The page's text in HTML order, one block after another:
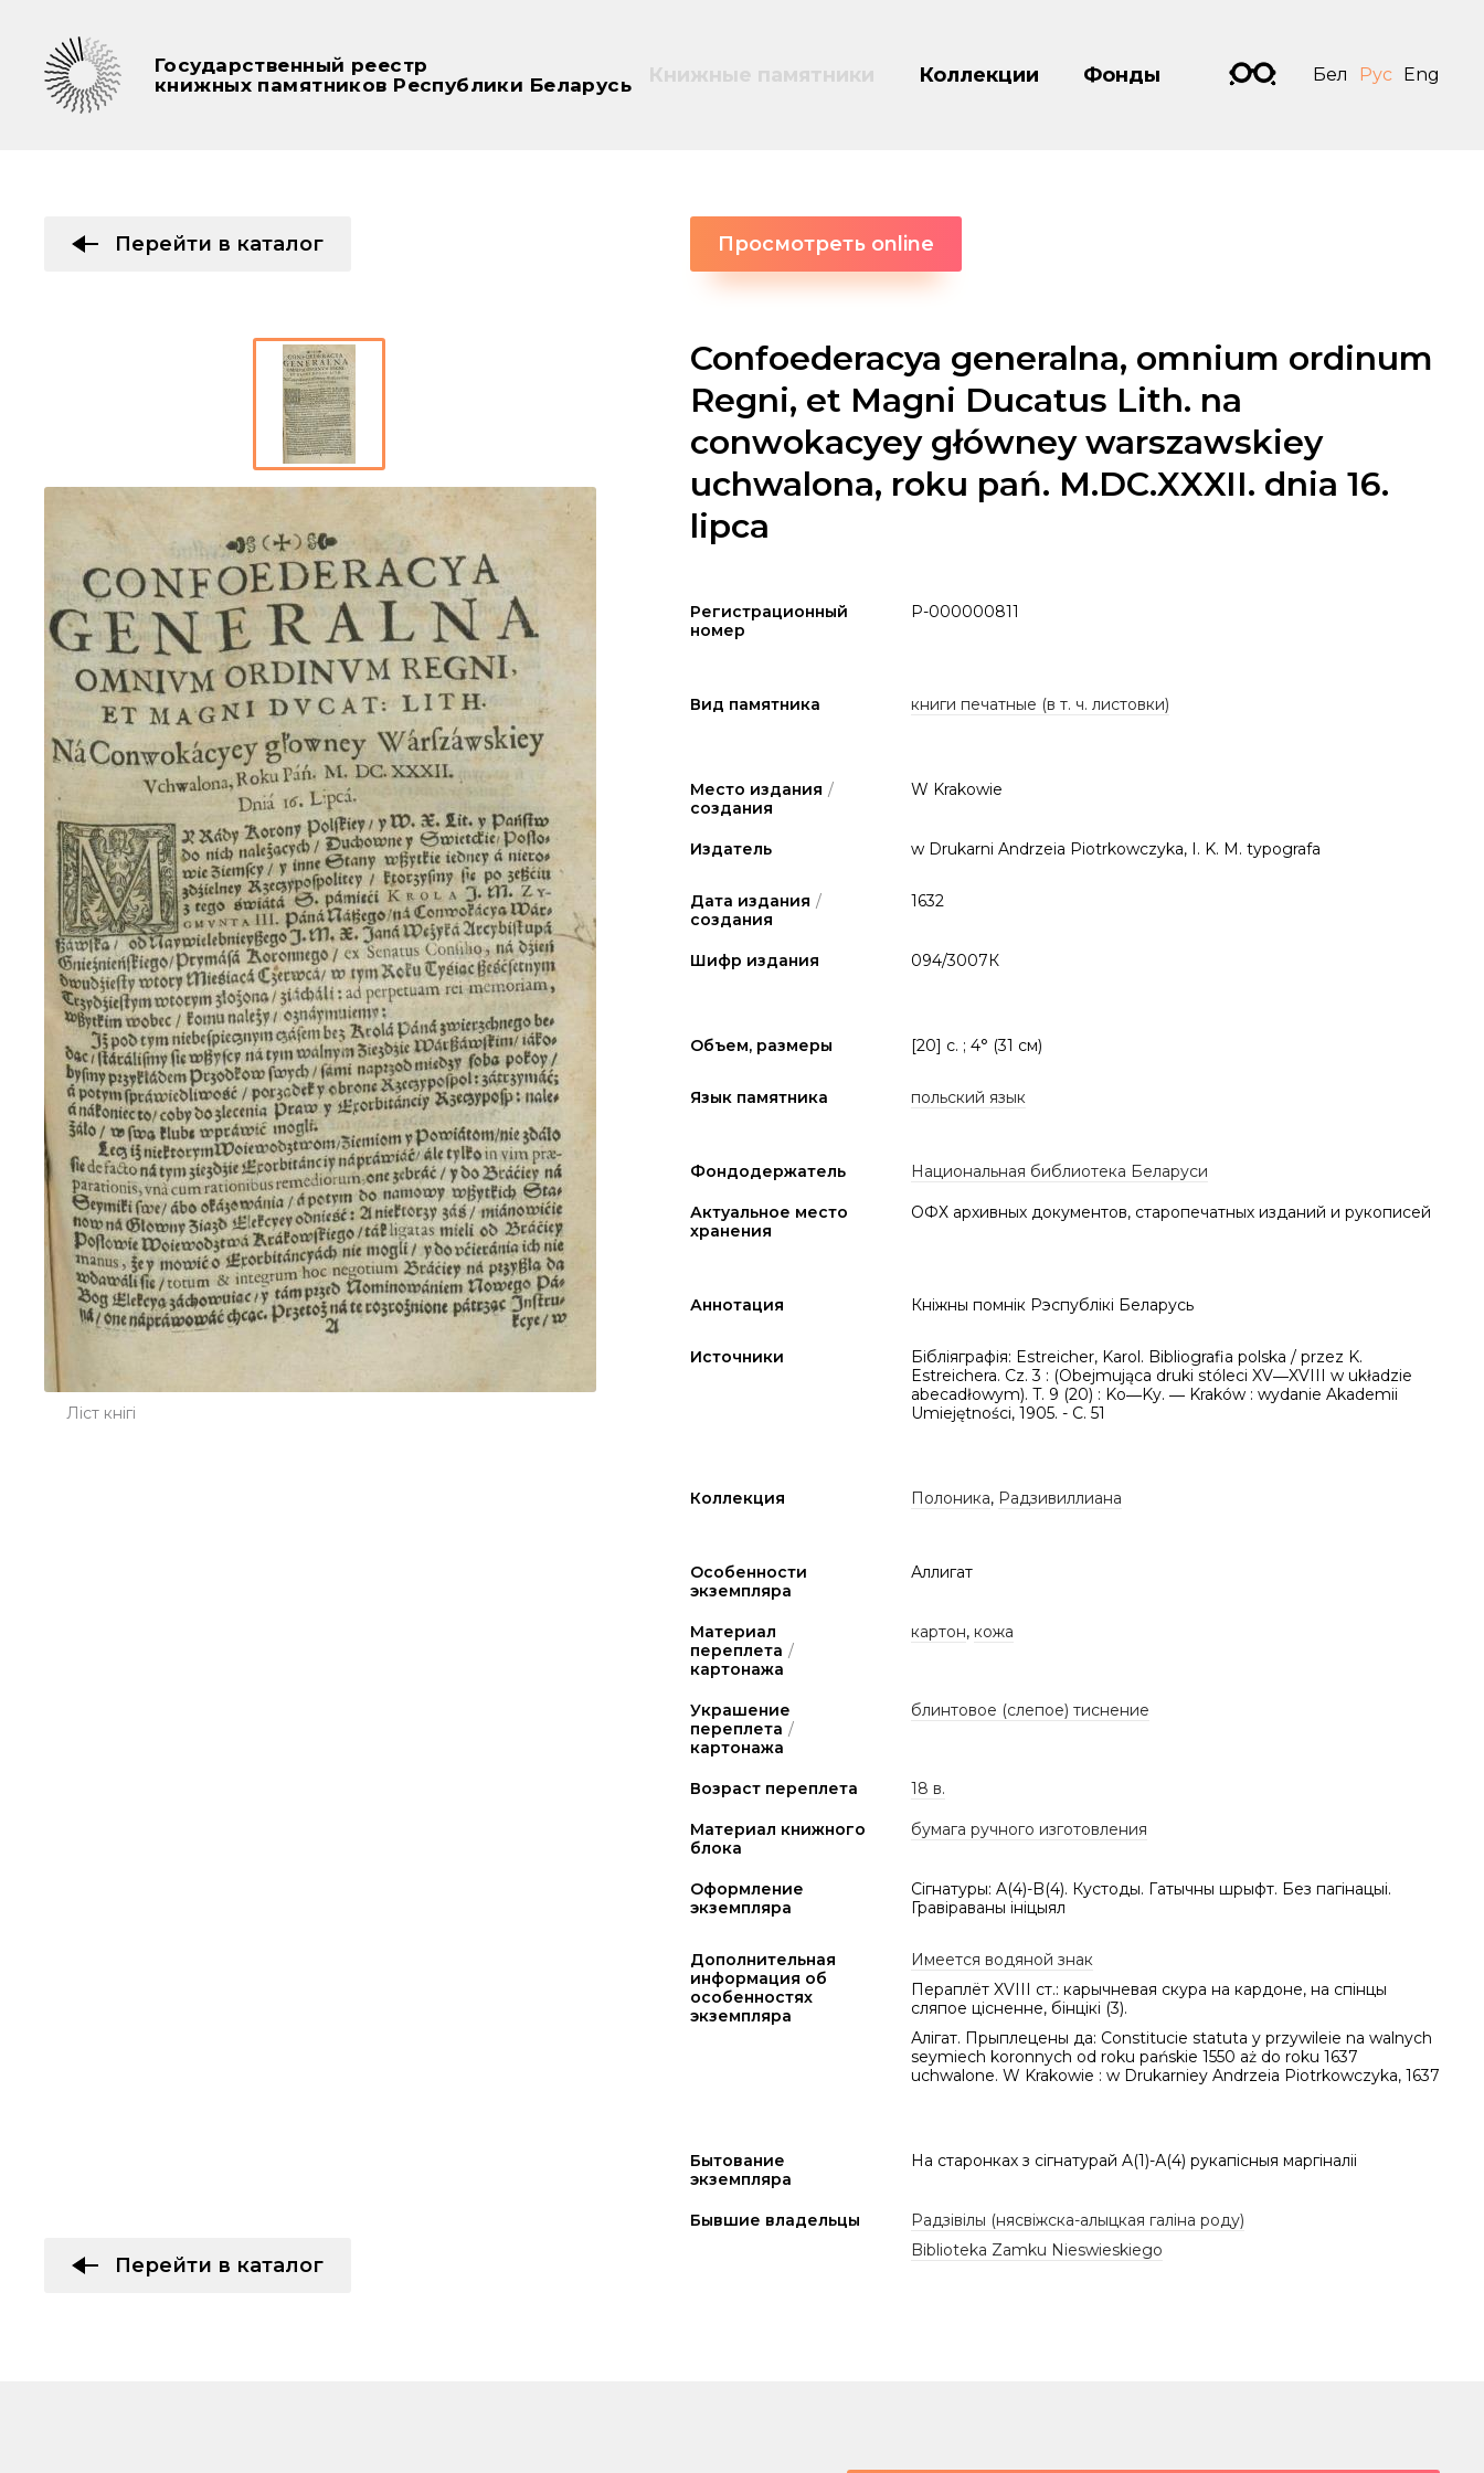
Государственный реестр
книжных памятников Республики Беларусь
Книжные памятники Коллекции Фонды Бел Рус Eng
Перейти в каталог
Ліст кнігі
Перейти в каталог
Просмотреть online
Confoederacya generalna, omnium ordinum
Regni, et Magni Ducatus Lith. na
conwokacyey główney warszawskiey
uchwalona, roku pań. M.DC.XXXII. dnia 16.
lipca
Регистрационный
номер
P-000000811
Вид памятника книги печатные (в т. ч. листовки)
Место издания /
создания
W Krakowie
Издатель w Drukarni Andrzeia Piotrkowczyka, I. K. M. typografa
Дата издания /
создания
1632
Шифр издания 094/3007К
Объем, размеры [20] c. ; 4° (31 см)
Язык памятника польский язык
Фондодержатель Национальная библиотека Беларуси
Актуальное место
хранения
ОФХ архивных документов, старопечатных изданий и рукописей
Аннотация Кніжны помнік Рэспублікі Беларусь
Источники
Бібліяграфія: Estreicher, Karol. Bibliografia polska / przez K.
Estreichera. Cz. 3 : (Obejmująca druki stóleci XV―XVIII w układzie
abecadłowym). T. 9 (20) : Ko―Ky. ― Kraków : wydanie Akademii
Umiejętności, 1905. - C. 51
Коллекция Полоника, Радзивиллиана
Особенности
экземпляра
Аллигат
Материал
переплета /
картонажа
картон, кожа
Украшение
переплета /
картонажа
блинтовое (слепое) тиснение
Возраст переплета 18 в.
Материал книжного
блока
бумага ручного изготовления
Оформление
экземпляра
Сігнатуры: A(4)-B(4). Кустоды. Гатычны шрыфт. Без пагінацыі.
Гравіраваны ініцыял
Дополнительная
информация об
особенностях
экземпляра
Имеется водяной знак
Пераплёт XVIII ст.: карычневая скура на кардоне, на спінцы
сляпое цісненне, бінцікі (3).
Алігат. Прыплецены да: Constitucie statuta y przywileie na walnych
seymiech koronnych od roku pańskie 1550 aż do roku 1637
uchwalone. W Krakowie : w Drukarniey Andrzeia Piotrkowczyka, 1637
Бытование
экземпляра
На старонках з сігнатурай A(1)-А(4) рукапісныя маргіналіі
Бывшие владельцы
Радзівілы (нясвіжска-алыцкая галіна роду)
Biblioteka Zamku Nieswieskiego